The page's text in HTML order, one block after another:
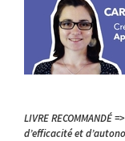
LIVRE RECOMMANDÉ
d’efficacité et